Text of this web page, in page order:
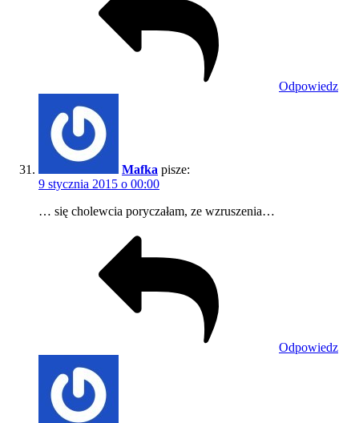
Odpowiedz
Mafka pisze:
9 stycznia 2015 o 00:00
… się cholewcia poryczałam, ze wzruszenia…
Odpowiedz